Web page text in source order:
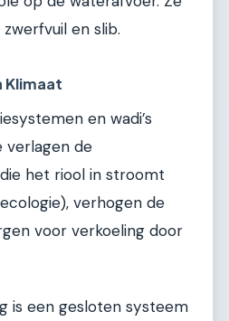
en slib.
Klimaat
en wadi’s
verlagen de
het riool in stroomt
verhogen de
voor verkoeling door
is een gesloten systeem